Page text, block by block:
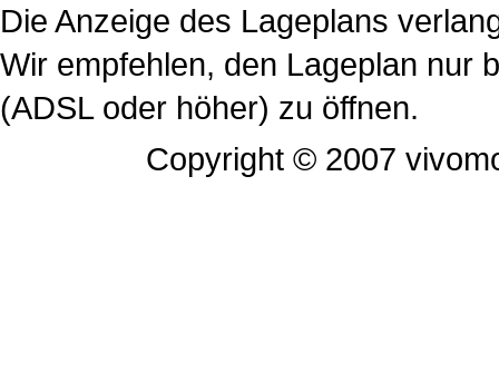
Die Anzeige des Lageplans
Wir empfehlen, den Lageplan nur
(ADSL oder höher) zu öffnen.
Copyright © 2007